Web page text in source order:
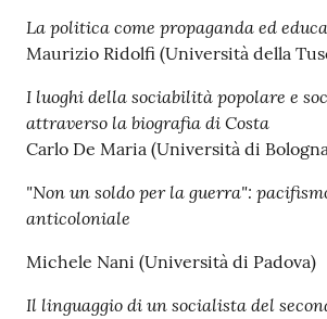
La politica come propaganda ed
Maurizio Ridolfi (Università della
I luoghi della sociabilità popolare e
attraverso la biografia di Costa
Carlo De Maria (Università di
"Non un soldo per la guerra":
anticoloniale
Michele Nani (Università di Padova)
Il linguaggio di un socialista del